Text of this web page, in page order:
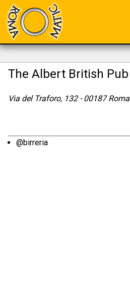
The Albert British Pub
Via del Traforo, 132 - 00187 Roma
@birreria